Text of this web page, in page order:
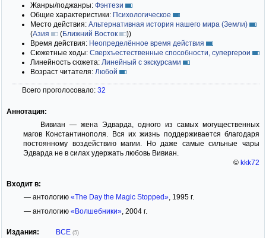
Жанры/поджанры: Фэнтези
Общие характеристики: Психологическое
Место действия: Альтернативная история нашего мира (Земли)
(Азия (Ближний Восток ))
Время действия: Неопределённое время действия
Сюжетные ходы: Сверхъестественные способности, супергерои
Линейность сюжета: Линейный с экскурсами
Возраст читателя: Любой
Всего проголосовало: 32
Аннотация:
Вивиан — жена Эдварда, одного из самых могущественных
магов Константинополя. Вся их жизнь поддерживается благодаря
постоянному воздействию магии. Но даже самые сильные чары
Эдварда не в силах удержать любовь Вивиан.
© kkk72
Входит в:
— антологию «The Day the Magic Stopped», 1995 г.
— антологию «Волшебники», 2004 г.
Издания: ВСЕ (5)